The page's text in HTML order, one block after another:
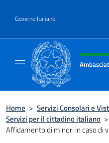
Governo Italiano
Intestazione
Home > Servizi Consolari e
Servizi per il cittadino italiano >
Affidamento di minori in caso di